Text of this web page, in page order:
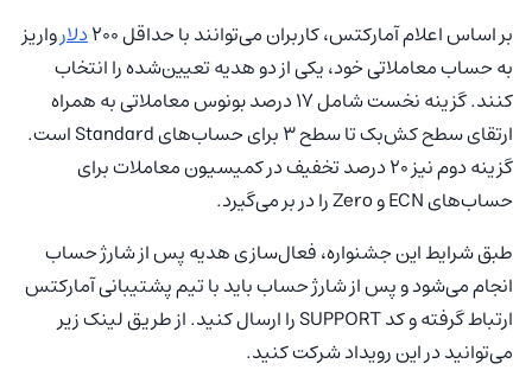
بر اساس اعلام آمارکتس، کاربران می‌توانند با حداقل ۲۰۰
دلارواریز
به حساب معاملاتی خود، یکی از دو هدیه تعیین‌شده را انتخاب
کنند. گزینه نخست شامل ۱۷ درصد بونوس معاملاتی به همراه
ارتقای سطح کش‌بک تا سطح ۳ برای حساب‌های Standard است.
گزینه دوم نیز ۲۰ درصد تخفیف در کمیسیون معاملات برای
حساب‌های ECN و Zero را در بر می‌گیرد.
طبق شرایط این جشنواره، فعال‌سازی هدیه پس از شارژ حساب
انجام می‌شود و پس از شارژ حساب باید با تیم پشتیبانی آمارکتس
ارتباط گرفته و کد SUPPORT را ارسال کنید. از طریق لینک زیر
می‌توانید در این رویداد شرکت کنید.